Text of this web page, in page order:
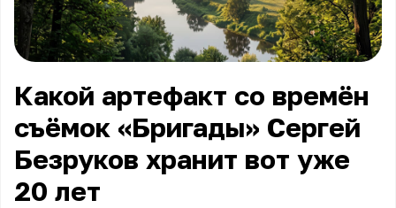
Какой артефакт со времён
съёмок «Бригады» Сергей
Безруков хранит вот уже
20 лет